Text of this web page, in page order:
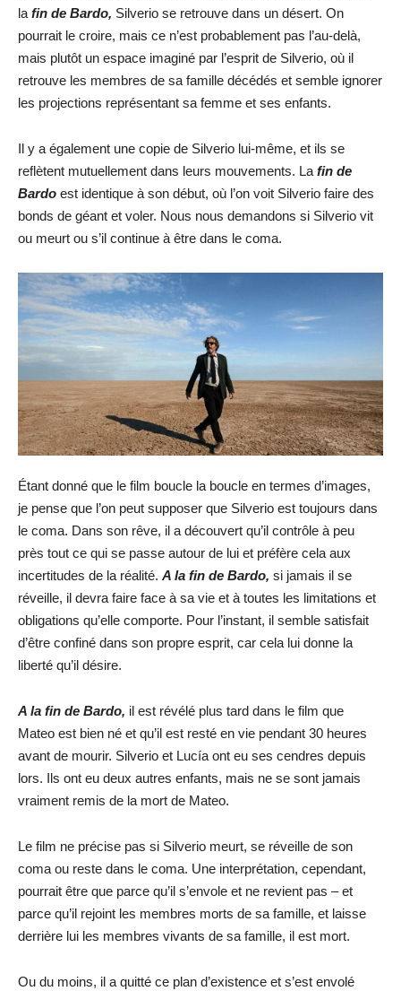
la fin de Bardo, Silverio se retrouve dans un désert. On
pourrait le croire, mais ce n’est probablement pas l’au-delà,
mais plutôt un espace imaginé par l’esprit de Silverio, où il
retrouve les membres de sa famille décédés et semble ignorer
les projections représentant sa femme et ses enfants.
Il y a également une copie de Silverio lui-même, et ils se
reflètent mutuellement dans leurs mouvements. La fin de
Bardo est identique à son début, où l’on voit Silverio faire des
bonds de géant et voler. Nous nous demandons si Silverio vit
ou meurt ou s’il continue à être dans le coma.
Étant donné que le film boucle la boucle en termes d’images,
je pense que l’on peut supposer que Silverio est toujours dans
le coma. Dans son rêve, il a découvert qu’il contrôle à peu
près tout ce qui se passe autour de lui et préfère cela aux
incertitudes de la réalité. A la fin de Bardo, si jamais il se
réveille, il devra faire face à sa vie et à toutes les limitations et
obligations qu’elle comporte. Pour l’instant, il semble satisfait
d’être confiné dans son propre esprit, car cela lui donne la
liberté qu’il désire.
A la fin de Bardo, il est révélé plus tard dans le film que
Mateo est bien né et qu’il est resté en vie pendant 30 heures
avant de mourir. Silverio et Lucía ont eu ses cendres depuis
lors. Ils ont eu deux autres enfants, mais ne se sont jamais
vraiment remis de la mort de Mateo.
Le film ne précise pas si Silverio meurt, se réveille de son
coma ou reste dans le coma. Une interprétation, cependant,
pourrait être que parce qu’il s’envole et ne revient pas – et
parce qu’il rejoint les membres morts de sa famille, et laisse
derrière lui les membres vivants de sa famille, il est mort.
Ou du moins, il a quitté ce plan d’existence et s’est envolé